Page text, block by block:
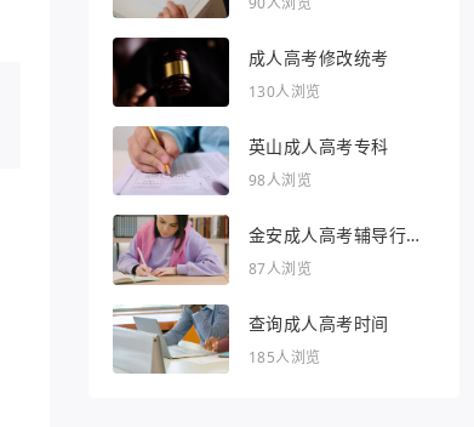
成人高考修改统考
130人浏览
英山成人高考专科
98人浏览
金安成人高考辅导行业
的文章
87人浏览
查询成人高考时间
185人浏览